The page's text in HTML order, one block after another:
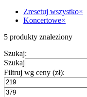
Zresetuj wszystko×
Koncertowe×
5 produkty znaleziony
Szukaj:
Szukaj
Filtruj wg ceny (zł):